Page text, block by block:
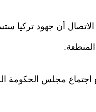
أن جهود تركيا
مجلس الحكومة